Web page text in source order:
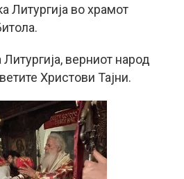
Литургија во храмот
верниот народ
Христови Тајни.